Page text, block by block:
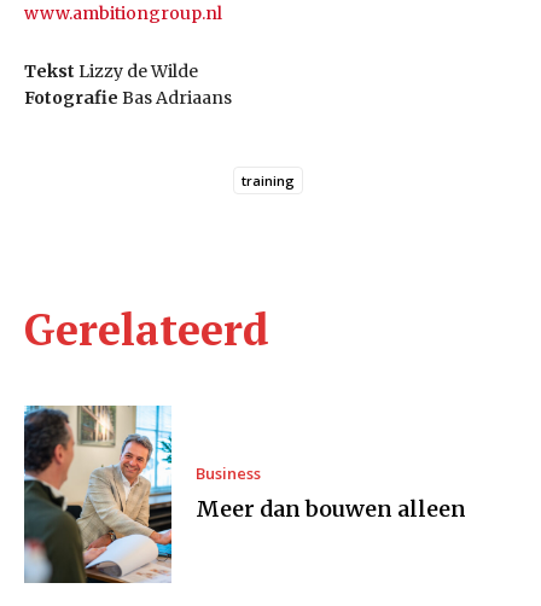
www.ambitiongroup.nl
Tekst Lizzy de Wilde
Fotografie Bas Adriaans
training
Gerelateerd
Business
Meer dan bouwen alleen